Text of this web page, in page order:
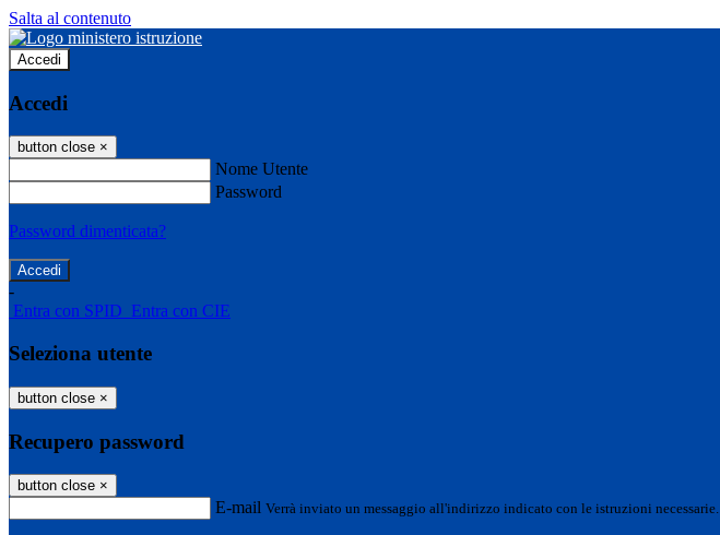
Salta al contenuto
Accedi
Accedi
button close ×
Nome Utente
Password
Password dimenticata?
-
Entra con SPID Entra con CIE
Seleziona utente
button close ×
Recupero password
button close ×
E-mail Verrà inviato un messaggio all'indirizzo indicato con le istruzioni necessarie.